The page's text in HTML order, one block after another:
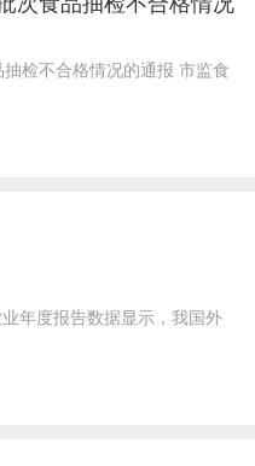
检不合格情况的通报 市监食
年度报告数据显示，我国外